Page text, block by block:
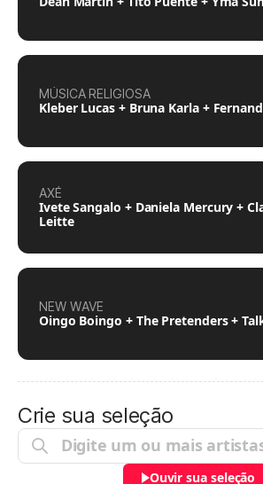
MÚSICA RELIGIOSA
Kleber Lucas + Bruna Karla +
AXÉ
Ivete Sangalo + Daniela Mercury +
Leitte
NEW WAVE
Oingo Boingo + The Pretenders +
Crie sua seleção
Ouvir sua seleção